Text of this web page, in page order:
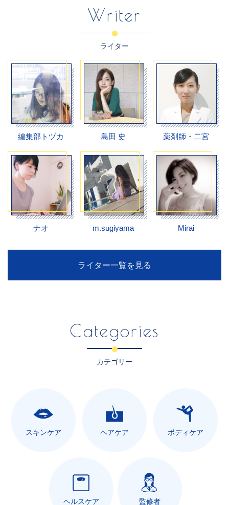
Writer
ライター
編集部トヅカ 島田 史 薬剤師・二宮
ナオ m.sugiyama Mirai
ライター一覧を見る
Categories
カテゴリー
スキンケア ヘアケア ボディケア
ヘルスケア 監修者